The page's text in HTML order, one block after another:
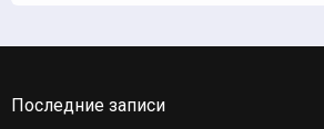
Последние записи